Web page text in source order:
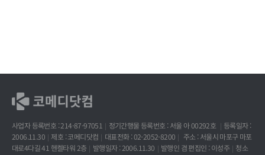
사업자 등록번호 : 214-87-97051 정기간행물 등록번호 : 서울 아 00292호
등록일자 :
2006.11.30
제호 : 코메디닷컴 대표전화 : 02-2052-8200
주소 : 서울시 마포구 마포
대로4다길 41 헨켈타워 2층
발행일자 : 2006.11.30 발행인 겸 편집인 : 이성주
청소